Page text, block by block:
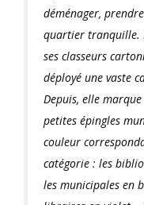
déménager,
quartier tranquille.
ses classeurs
déployé une vaste
Depuis, elle
petites épingles
couleur
catégorie : les
les municipales en